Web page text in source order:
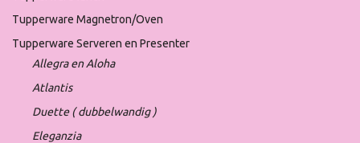
Tupperware Magnetron/Oven
Tupperware Serveren en Presenter
Allegra en Aloha
Atlantis
Duette ( dubbelwandig )
Eleganzia